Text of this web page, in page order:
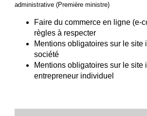
administrative (Première ministre)
Faire du commerce en ligne (e-
règles à respecter
Mentions obligatoires sur le site
société
Mentions obligatoires sur le site
entrepreneur individuel